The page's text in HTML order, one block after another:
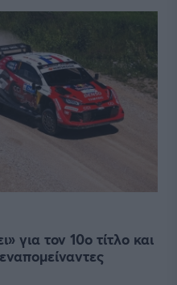
για τον 10ο τίτλο και